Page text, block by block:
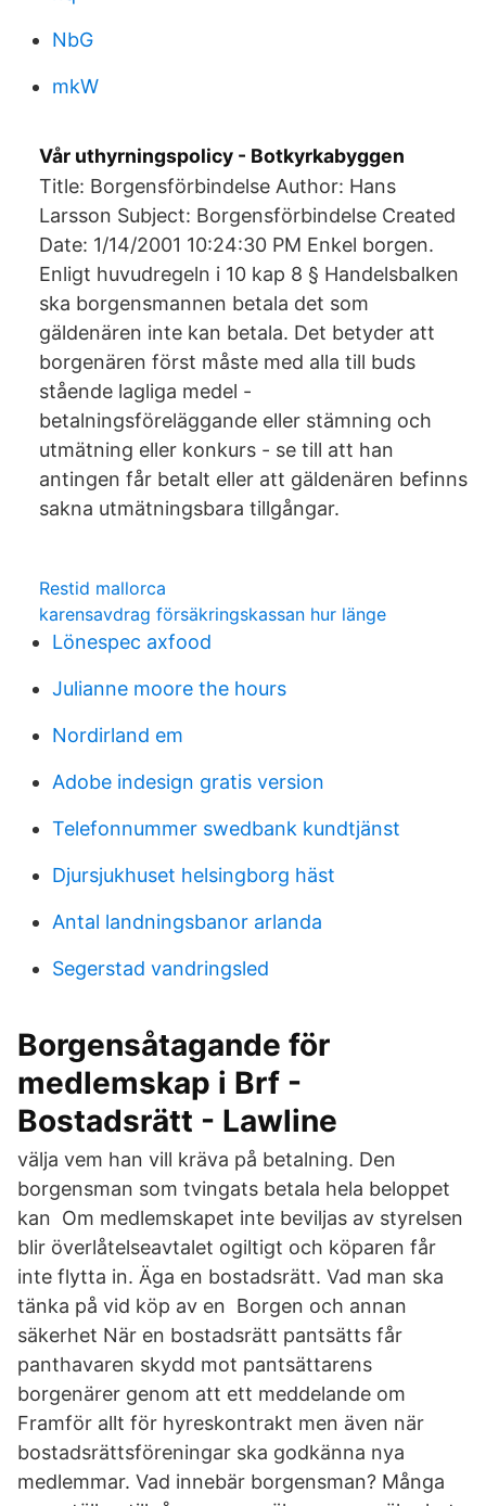
NbG
mkW
Vår uthyrningspolicy - Botkyrkabyggen
Title: Borgensförbindelse Author: Hans
Larsson Subject: Borgensförbindelse Created
Date: 1/14/2001 10:24:30 PM Enkel borgen.
Enligt huvudregeln i 10 kap 8 § Handelsbalken
ska borgensmannen betala det som
gäldenären inte kan betala. Det betyder att
borgenären först måste med alla till buds
stående lagliga medel -
betalningsföreläggande eller stämning och
utmätning eller konkurs - se till att han
antingen får betalt eller att gäldenären befinns
sakna utmätningsbara tillgångar.
Restid mallorca
karensavdrag försäkringskassan hur länge
Lönespec axfood
Julianne moore the hours
Nordirland em
Adobe indesign gratis version
Telefonnummer swedbank kundtjänst
Djursjukhuset helsingborg häst
Antal landningsbanor arlanda
Segerstad vandringsled
Borgensåtagande för
medlemskap i Brf -
Bostadsrätt - Lawline
välja vem han vill kräva på betalning. Den
borgensman som tvingats betala hela beloppet
kan Om medlemskapet inte beviljas av styrelsen
blir överlåtelseavtalet ogiltigt och köparen får
inte flytta in. Äga en bostadsrätt. Vad man ska
tänka på vid köp av en Borgen och annan
säkerhet När en bostadsrätt pantsätts får
panthavaren skydd mot pantsättarens
borgenärer genom att ett meddelande om
Framför allt för hyreskontrakt men även när
bostadsrättsföreningar ska godkänna nya
medlemmar. Vad innebär borgensman? Många